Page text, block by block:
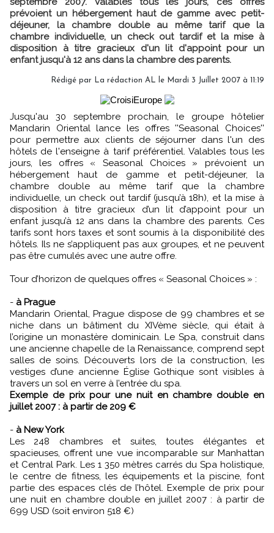
prévoient un hébergement haut de gamme avec petit-
déjeuner, la chambre double au même tarif que la
chambre individuelle, un check out tardif et la mise à
disposition à titre gracieux d'un lit d'appoint pour un
enfant jusqu'à 12 ans dans la chambre des parents.
Rédigé par La rédaction AL le Mardi 3 Juillet 2007 à 11:19
Jusqu'au 30 septembre prochain, le groupe hôtelier
Mandarin Oriental lance les offres ''Seasonal Choices''
pour permettre aux clients de séjourner dans l'un des
hôtels de l'enseigne à tarif préférentiel. Valables tous les
jours, les offres « Seasonal Choices » prévoient un
hébergement haut de gamme et petit-déjeuner, la
chambre double au même tarif que la chambre
individuelle, un check out tardif (jusqu’à 18h), et la mise à
disposition à titre gracieux d’un lit d’appoint pour un
enfant jusqu’à 12 ans dans la chambre des parents. Ces
tarifs sont hors taxes et sont soumis à la disponibilité des
hôtels. Ils ne s’appliquent pas aux groupes, et ne peuvent
pas être cumulés avec une autre offre.
Tour d’horizon de quelques offres « Seasonal Choices » :
- à Prague
Mandarin Oriental, Prague dispose de 99 chambres et se
niche dans un bâtiment du XIVème siècle, qui était à
l’origine un monastère dominicain. Le Spa, construit dans
une ancienne chapelle de la Renaissance, comprend sept
salles de soins. Découverts lors de la construction, les
vestiges d’une ancienne Église Gothique sont visibles à
travers un sol en verre à l’entrée du spa.
Exemple de prix pour une nuit en chambre double en
juillet 2007 : à partir de 209 €
- à New York
Les 248 chambres et suites, toutes élégantes et
spacieuses, offrent une vue incomparable sur Manhattan
et Central Park. Les 1 350 mètres carrés du Spa holistique,
le centre de fitness, les équipements et la piscine, font
partie des espaces clés de l’hôtel. Exemple de prix pour
une nuit en chambre double en juillet 2007 : à partir de
699 USD (soit environ 518 €)